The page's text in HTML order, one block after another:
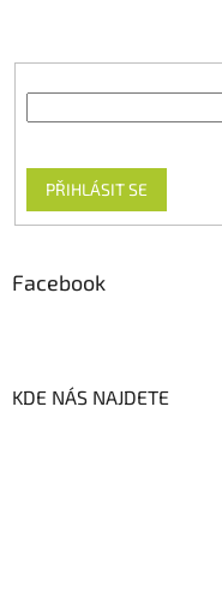
PŘIHLÁSIT SE
Facebook
KDE NÁS NAJDETE